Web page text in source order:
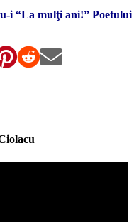
i “La mulţi ani!”